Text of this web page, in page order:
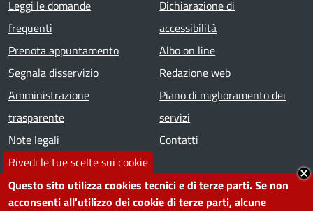
Rivedi le tue scelte sui cookie
Questo sito utilizza cookies tecnici e di terze parti. Se non
acconsenti all'utilizzo dei cookie di terze parti, alcune
Footer menu
Leggi le domande
frequenti
Prenota appuntamento
Segnala disservizio
Amministrazione
trasparente
Note legali
Dichiarazione di
accessibilità
Albo on line
Redazione web
Piano di miglioramento dei
servizi
Contatti